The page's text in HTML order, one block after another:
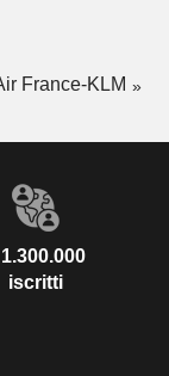
France-KLM
iscritti